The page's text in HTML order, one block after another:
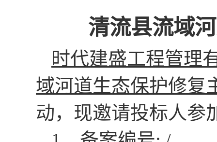
清流县流域
时代建盛工程管理
域河道生态保护修复
动， 现邀请投标人参